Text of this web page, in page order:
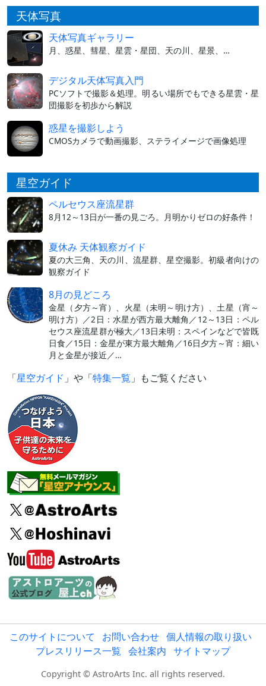
天体写真
天体写真ギャラリー
月、惑星、彗星、星雲・星団、天の川、星景、…
デジタル天体写真入門
PCソフトで撮影＆処理。明るい場所でもできる星雲・星
団撮影を初歩から解説
惑星を撮影しよう
CMOSカメラで動画撮影、ステライメージで画像処理
星空ガイド
ペルセウス座流星群
8月12～13日が一番の見ごろ。月明かりゼロの好条件！
夏休み 天体観察ガイド
夏の大三角、天の川、流星群、星空撮影。初級者向けの
観察ガイド
8月の見どころ
金星（夕方～宵）、火星（未明～明け方）、土星（宵～
明け方）／2日：水星が西方最大離角／12～13日：ペル
セウス座流星群が極大／13日未明：スペインなどで皆既
日食／15日：金星が東方最大離角／16日夕方～宵：細い
月と金星が接近／…
「星空ガイド 」や「特集一覧 」もご覧ください
このサイトについて お問い合わせ 個人情報の取り扱い
プレスリリース一覧 会社案内 サイトマップ
Copyright © AstroArts Inc. all rights reserved.